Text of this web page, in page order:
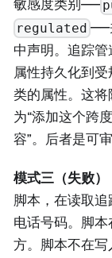
敏感度类别——
regulated ——
中声明。追踪管
属性持久化到
类的属性。这将
为“添加这个跨
容”。后者是可
模式三（失败）
脚本，在读取
电话号码。脚
方。脚本不在